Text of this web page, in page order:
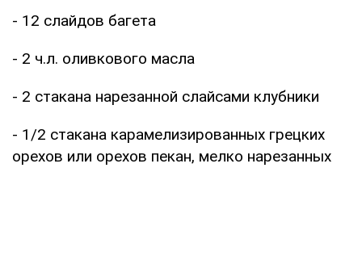
- 12 слайдов багета
- 2 ч.л. оливкового масла
- 2 стакана нарезанной слайсами клубники
- 1/2 стакана карамелизированных грецких
орехов или орехов пекан, мелко нарезанных